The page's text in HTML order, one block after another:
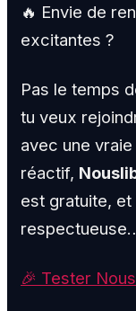
🔥 Envie de
excitantes ?
Pas le temps
tu veux
avec une
réactif,
est gratuite, et
🎉 Tester